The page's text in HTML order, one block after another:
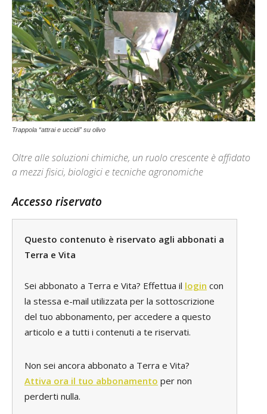
Trappola “attrai e uccidi” su olivo
Oltre alle soluzioni chimiche, un ruolo crescente è affidato
a mezzi fisici, biologici e tecniche agronomiche
Accesso riservato
Questo contenuto è riservato agli abbonati a
Terra e Vita
Sei abbonato a Terra e Vita? Effettua il login con
la stessa e-mail utilizzata per la sottoscrizione
del tuo abbonamento, per accedere a questo
articolo e a tutti i contenuti a te riservati.
Non sei ancora abbonato a Terra e Vita?
Attiva ora il tuo abbonamento per non
perderti nulla.